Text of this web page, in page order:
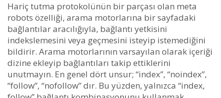
Hariç tutma protokolünün bir parçası olan meta
robots özelliği, arama motorlarına bir sayfadaki
bağlantılar aracılığıyla, bağlantı yetkisini
indekslemesini veya geçmesini isteyip istemediğini
bildirir. Arama motorlarının varsayılan olarak içeriği
dizine ekleyip bağlantıları takip ettiklerini
unutmayın. En genel dört unsur; “index”, “noindex”,
“follow”, “nofollow” dır. Bu yüzden, yalnızca “index,